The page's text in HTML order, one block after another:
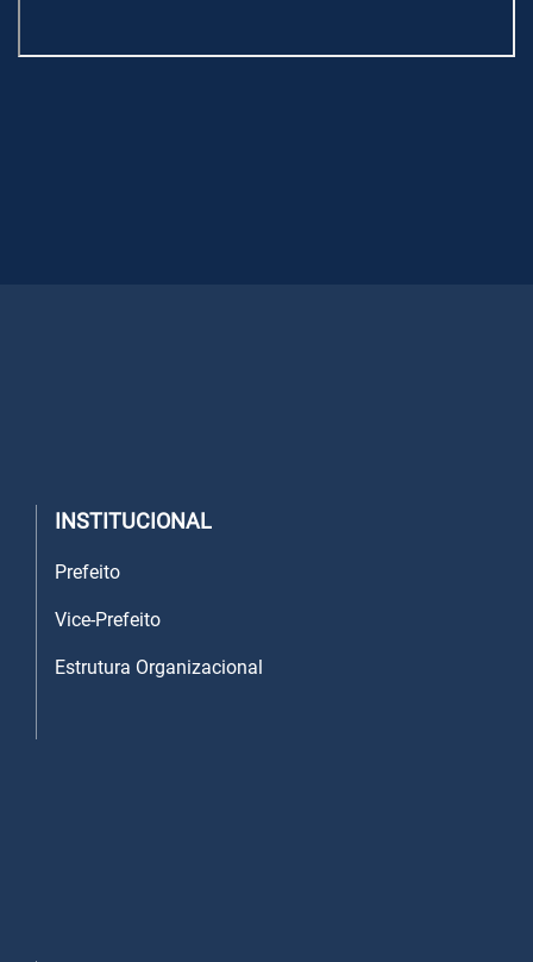
INSTITUCIONAL
Prefeito
Vice-Prefeito
Estrutura Organizacional